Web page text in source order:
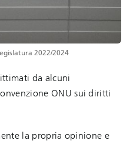
2022/2024
da alcuni
ONU sui diritti
la propria opinione e